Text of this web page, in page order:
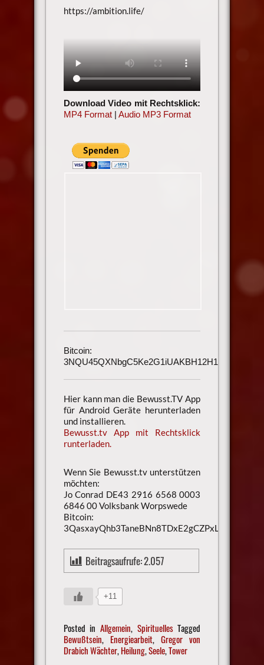
https://ambition.life/
Download Video mit Rechtsklick:
MP4 Format| Audio MP3 Format
Bitcoin:
3NQU45QXNbgC5Ke2G1iUAKBH12H1h3UmAu
Hier kann man die Bewusst.TV App
für Android Geräte herunterladen
und installieren.
Bewusst.tv App mit Rechtsklick
runterladen.
Wenn Sie Bewusst.tv unterstützen
möchten:
Jo Conrad DE43 2916 6568 0003
6846 00 Volksbank Worpswede
Bitcoin:
3QasxayQhb3TaneBNn8TDxE2gCZPxLaXsU
Beitragsaufrufe:2.057
+11
Posted in Allgemein, SpirituellesTagged
Bewußtsein, Energiearbeit,Gregor von
Drabich Wächter,Heilung,Seele,Tower